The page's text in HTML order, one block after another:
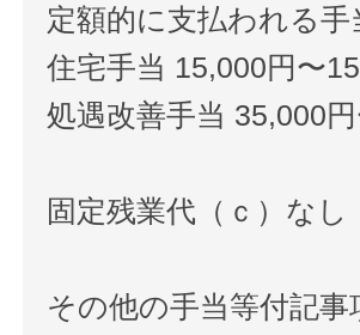
定額的に支払われる手
住宅手当 15,000円〜
処遇改善手当 35,000
固定残業代（ｃ）なし
その他の手当等付記事